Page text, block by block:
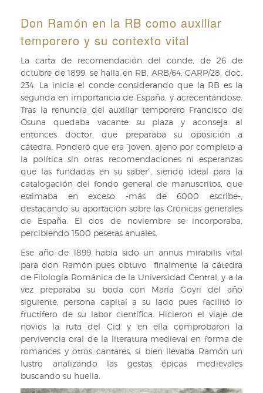
joven
Don Ramón en la RB como auxiliar
temporero y su contexto vital
La carta de recomendación del conde, de 26 de
octubre de 1899, se halla en RB, ARB/64, CARP/28, doc.
234. La inicia el conde considerando que la RB es la
segunda en importancia de España, y acrecentándose.
Tras la renuncia del auxiliar temporero Francisco de
Osuna quedaba vacante su plaza y aconseja al
entonces doctor, que preparaba su oposición a
cátedra. Ponderó que era “joven, ajeno por completo a
la política sin otras recomendaciones ni esperanzas
que las fundadas en su saber”, siendo ideal para la
catalogación del fondo general de manuscritos, que
estimaba en exceso -más de 6000 escribe-,
destacando su aportación sobre las Crónicas generales
de España. El dos de noviembre se incorporaba,
percibiendo 1500 pesetas anuales.
Ese año de 1899 había sido un annus mirabilis vital
para don Ramón pues obtuvo finalmente la cátedra
de Filología Románica de la Universidad Central, y a la
vez preparaba su boda con María Goyri del año
siguiente, persona capital a su lado pues facilitó lo
fructífero de su labor científica. Hicieron el viaje de
novios la ruta del Cid y en ella comprobaron la
pervivencia oral de la literatura medieval en forma de
romances y otros cantares, si bien llevaba Ramón un
lustro analizando las gestas épicas medievales
buscando su huella.